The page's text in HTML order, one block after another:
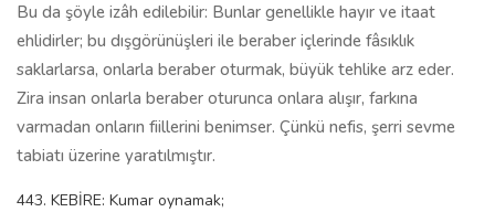
Bu da şöyle izâh edilebilir: Bunlar genellikle hayır ve itaat
ehlidirler; bu dışgörünüşleri ile beraber içlerinde fâsıklık
saklarlarsa, onlarla beraber oturmak, büyük tehlike arz eder.
Zira insan onlarla beraber oturunca onlara alışır, farkına
varmadan onların fiillerini benimser. Çünkü nefis, şerri sevme
tabiatı üzerine yaratılmıştır.
443. KEBİRE: Kumar oynamak;